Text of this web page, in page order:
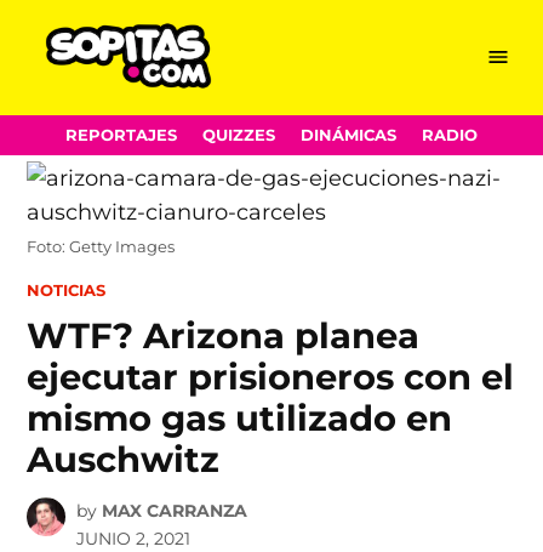
Skip
to
content
Menu
REPORTAJES QUIZZES DINÁMICAS RADIO
Foto: Getty Images
POSTED
NOTICIAS
WTF? Arizona planea
ejecutar prisioneros con el
mismo gas utilizado en
Auschwitz
by MAX CARRANZA
JUNIO 2, 2021